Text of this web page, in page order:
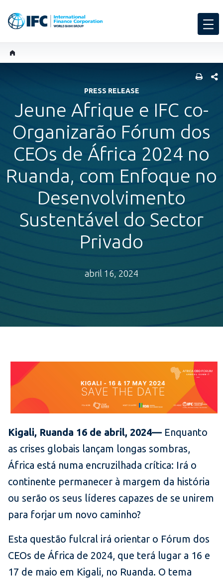
PRESS RELEASE
Jeune Afrique e IFC co-
Organizarão Fórum dos
CEOs de África 2024 no
Ruanda, com Enfoque no
Desenvolvimento
Sustentável do Sector
Privado
abril 16, 2024
Kigali, Ruanda 16 de abril, 2024— Enquanto
as crises globais lançam longas sombras,
África está numa encruzilhada crítica: Irá o
continente permanecer à margem da história
ou serão os seus líderes capazes de se unirem
para forjar um novo caminho?
Esta questão fulcral irá orientar o Fórum dos
CEOs de África de 2024, que terá lugar a 16 e
17 de maio em Kigali, no Ruanda. O tema